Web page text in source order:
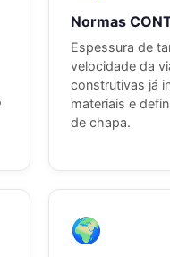
Normas
Espessura de
velocidade da
construtivas já
materiais e
de chapa.
🌍